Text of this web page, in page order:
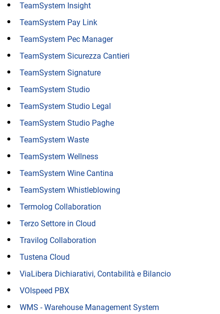
TeamSystem Insight
TeamSystem Pay Link
TeamSystem Pec Manager
TeamSystem Sicurezza Cantieri
TeamSystem Signature
TeamSystem Studio
TeamSystem Studio Legal
TeamSystem Studio Paghe
TeamSystem Waste
TeamSystem Wellness
TeamSystem Wine Cantina
TeamSystem Whistleblowing
Termolog Collaboration
Terzo Settore in Cloud
Travilog Collaboration
Tustena Cloud
ViaLibera Dichiarativi, Contabilità e Bilancio
VOIspeed PBX
WMS - Warehouse Management System